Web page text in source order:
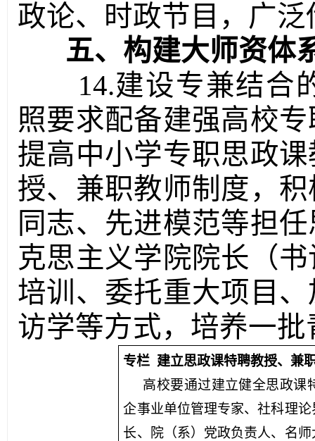
政论、时政节目，广
五、构建大师资体
14.建设专兼结合
照要求配备建强高校
提高中小学专职思政
授、兼职教师制度，
同志、先进模范等担
克思主义学院院长（
培训、委托重大项目
访学等方式，培养一
专栏 建立思政课特聘教授、兼
高校要通过建立健全思政课
企事业单位管理专家、社科理
长、院（系）党政负责人、名